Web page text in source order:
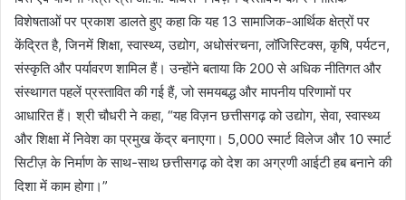
विशेषताओं पर प्रकाश डालते हुए कहा कि यह 13 सामाजिक-आर्थिक क्षेत्रों पर
केंद्रित है, जिनमें शिक्षा, स्वास्थ्य, उद्योग, अधोसंरचना, लॉजिस्टिक्स, कृषि, पर्यटन,
संस्कृति और पर्यावरण शामिल हैं। उन्होंने बताया कि 200 से अधिक नीतिगत और
संस्थागत पहलें प्रस्तावित की गई हैं, जो समयबद्ध और मापनीय परिणामों पर
आधारित हैं। श्री चौधरी ने कहा, “यह विज़न छत्तीसगढ़ को उद्योग, सेवा, स्वास्थ्य
और शिक्षा में निवेश का प्रमुख केंद्र बनाएगा। 5,000 स्मार्ट विलेज और 10 स्मार्ट
सिटीज़ के निर्माण के साथ-साथ छत्तीसगढ़ को देश का अग्रणी आईटी हब बनाने की
दिशा में काम होगा।”